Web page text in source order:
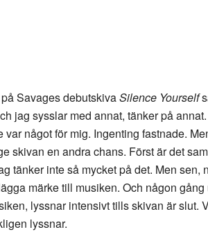
Savages debutskivaSilence Yourself
jag sysslar med annat, tänker på
var något för mig. Ingenting fastnade.
skivan en andra chans. Först är det
tänker inte så mycket på det. Men sen,
märke till musiken. Och någon
lyssnar intensivt tills skivan är slut.
lyssnar.